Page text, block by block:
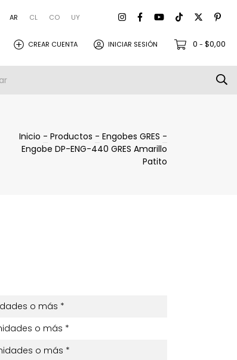
AR CL CO UY
CREAR CUENTA INICIAR SESIÓN 0 - $0,00
Inicio - Productos - Engobes GRES -
Engobe DP-ENG-440 GRES Amarillo
Patito
o más *
o más *
o más *